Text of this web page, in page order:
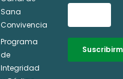
Sana
Convivencia
Programa
de
Integridad